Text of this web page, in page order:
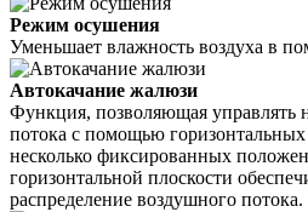
Режим осушения
Уменьшает влажность воздуха в
Автокачание жалюзи
Функция, позволяющая управлять
потока с помощью
несколько фиксированных
горизонтальной плоскости
распределение воздушного потока.